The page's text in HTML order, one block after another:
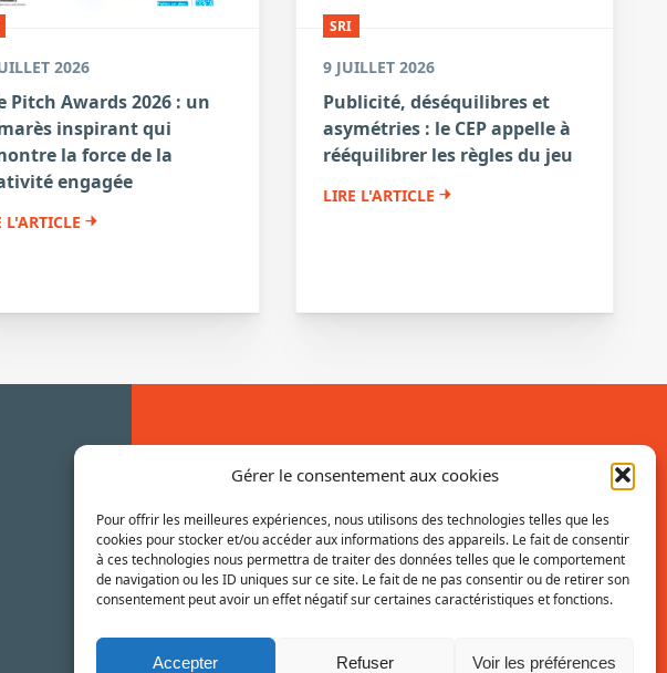
Gérer le consentement aux cookies
Pour offrir les meilleures expériences, nous utilisons des technologies telles que les
cookies pour stocker et/ou accéder aux informations des appareils. Le fait de consentir
à ces technologies nous permettra de traiter des données telles que le comportement
de navigation ou les ID uniques sur ce site. Le fait de ne pas consentir ou de retirer son
consentement peut avoir un effet négatif sur certaines caractéristiques et fonctions.
Accepter Refuser Voir les préférences
2026
Pitch Awards 2026 : un
inspirant qui
la force de la
engagée
L'ARTICLE
SRI
9 JUILLET 2026
Publicité, déséquilibres et
asymétries : le CEP appelle à
rééquilibrer les règles du jeu
LIRE L'ARTICLE
Inscrivez-vous à la newsletter
Vous recevrez régulièrement les dernières
actualités du SRI.
INSCRIPTION